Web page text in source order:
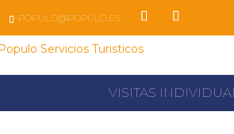
POPULO@POPULO.ES
FacebookInstagram
VISITAS